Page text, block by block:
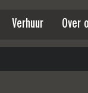
Verhuur Over